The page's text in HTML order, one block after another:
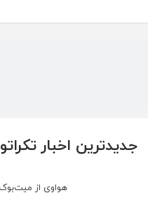
جدیدترین اخبار تکراتو